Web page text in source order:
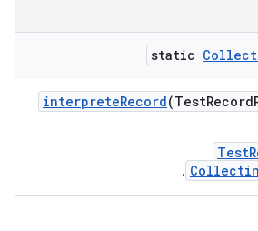
static
interpreteRecord(TestRecord
.